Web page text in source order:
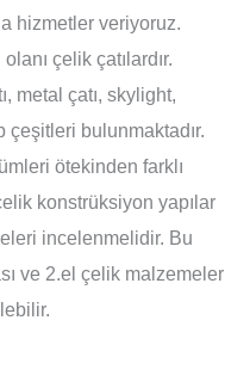
hizmetler veriyoruz.
çelik çatılardır.
metal çatı, skylight,
çeşitleri bulunmaktadır.
ötekinden farklı
konstrüksiyon yapılar
incelenmelidir. Bu
ve 2.el çelik malzemeler